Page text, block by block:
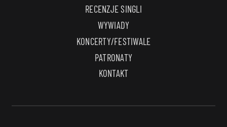
RECENZJE SINGLI
WYWIADY
KONCERTY/FESTIWALE
PATRONATY
KONTAKT